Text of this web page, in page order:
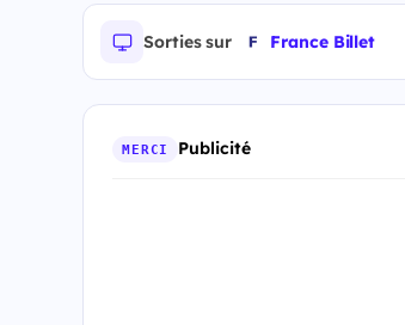
Sorties sur France Billet
MERCI Publicité